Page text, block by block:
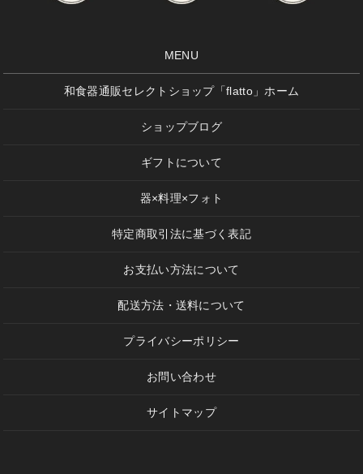
MENU
和食器通販セレクトショップ「flatto」ホーム
ショップブログ
ギフトについて
器×料理×フォト
特定商取引法に基づく表記
お支払い方法について
配送方法・送料について
プライバシーポリシー
お問い合わせ
サイトマップ